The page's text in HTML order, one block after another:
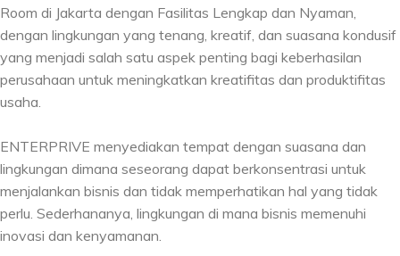
Room di Jakarta dengan Fasilitas Lengkap dan Nyaman,
dengan lingkungan yang tenang, kreatif, dan suasana kondusif
yang menjadi salah satu aspek penting bagi keberhasilan
perusahaan untuk meningkatkan kreatifitas dan produktifitas
usaha.
ENTERPRIVE menyediakan tempat dengan suasana dan
lingkungan dimana seseorang dapat berkonsentrasi untuk
menjalankan bisnis dan tidak memperhatikan hal yang tidak
perlu. Sederhananya, lingkungan di mana bisnis memenuhi
inovasi dan kenyamanan.